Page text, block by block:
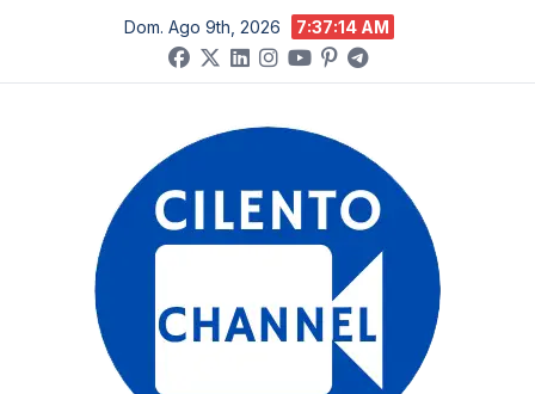
contenuto
Dom. Ago 9th, 2026 7:37:15 AM